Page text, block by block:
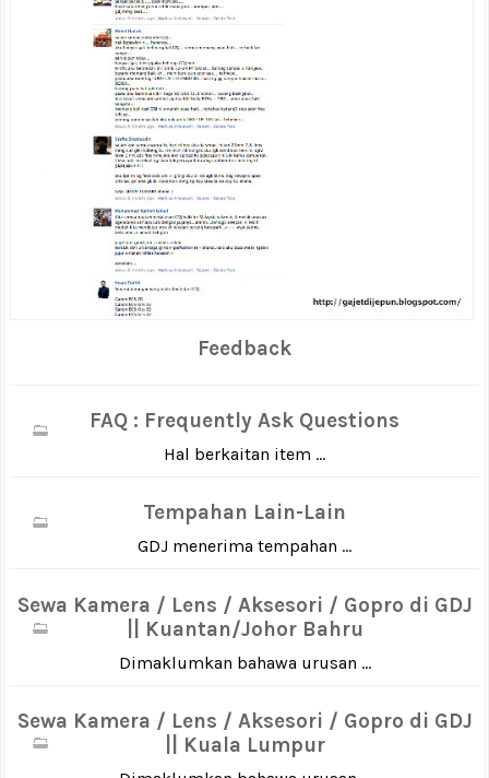
Feedback
FAQ : Frequently Ask Questions
Hal berkaitan item ...
Tempahan Lain-Lain
GDJ menerima tempahan ...
Sewa Kamera / Lens / Aksesori / Gopro di GDJ
|| Kuantan/Johor Bahru
Dimaklumkan bahawa urusan ...
Sewa Kamera / Lens / Aksesori / Gopro di GDJ
|| Kuala Lumpur